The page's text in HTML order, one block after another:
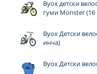
Byox детски
гуми Monster (16
Byox Детски
инча)
Byox Детски